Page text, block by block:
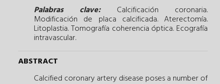
Palabras clave:
Calcificación coronaria.
Modificación de placa calcificada. Aterectomía.
Litoplastia.Tomografía coherencia óptica. Ecografía
intravascular.
ABSTRACT
Calcified coronary artery disease poses a number of